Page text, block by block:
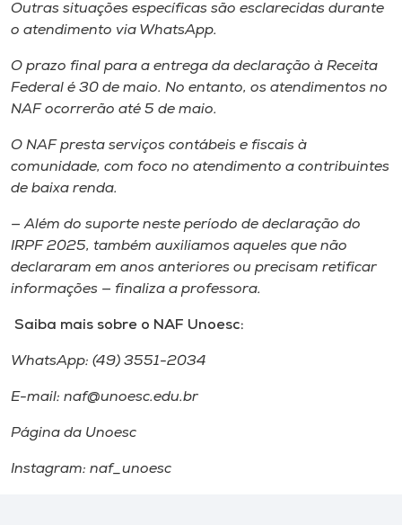
A+
A-
Outras situações específicas são esclarecidas durante
o atendimento via WhatsApp.
O prazo final para a entrega da declaração à Receita
Federal é 30 de maio. No entanto, os atendimentos no
NAF ocorrerão até 5 de maio.
O NAF presta serviços contábeis e fiscais à
comunidade, com foco no atendimento a contribuintes
de baixa renda.
— Além do suporte neste período de declaração do
IRPF 2025, também auxiliamos aqueles que não
declararam em anos anteriores ou precisam retificar
informações — finaliza a professora.
Saiba mais sobre o NAF Unoesc:
WhatsApp: (49) 3551-2034
E-mail: naf@unoesc.edu.br
Página da Unoesc
Instagram: naf_unoesc